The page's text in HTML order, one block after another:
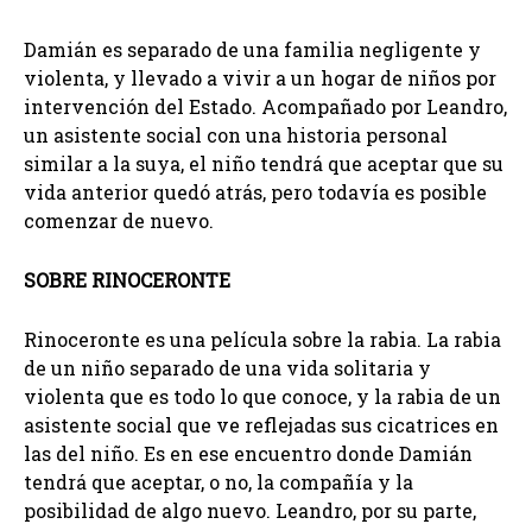
Damián es separado de una familia negligente y
violenta, y llevado a vivir a un hogar de niños por
intervención del Estado. Acompañado por Leandro,
un asistente social con una historia personal
similar a la suya, el niño tendrá que aceptar que su
vida anterior quedó atrás, pero todavía es posible
comenzar de nuevo.
SOBRE RINOCERONTE
Rinoceronte es una película sobre la rabia. La rabia
de un niño separado de una vida solitaria y
violenta que es todo lo que conoce, y la rabia de un
asistente social que ve reflejadas sus cicatrices en
las del niño. Es en ese encuentro donde Damián
tendrá que aceptar, o no, la compañía y la
posibilidad de algo nuevo. Leandro, por su parte,